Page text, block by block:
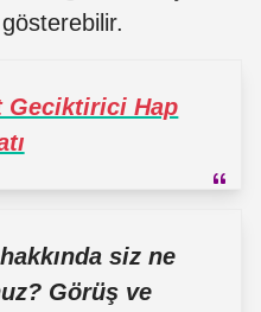
Geciktirici Hap
siz ne
Görüş ve